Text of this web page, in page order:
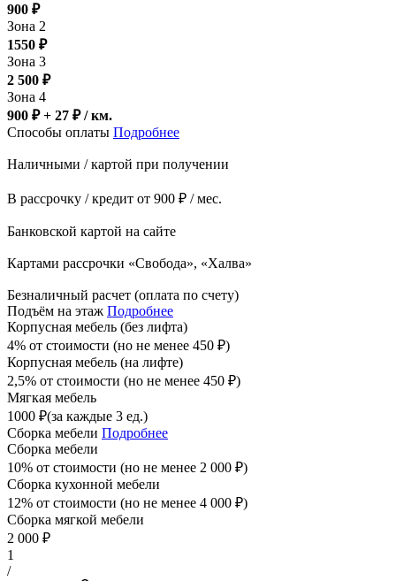
900 ₽
Зона 2
1550 ₽
Зона 3
2 500 ₽
Зона 4
900 ₽ + 27 ₽/ км.
Способы оплаты Подробнее
Наличными / картой при получении
В рассрочку / кредит от 900 ₽ / мес.
Банковской картой на сайте
Картами рассрочки «Свобода», «Халва»
Безналичный расчет (оплата по счету)
Подъём на этаж Подробнее
Корпусная мебель (без лифта)
4% от стоимости (но не менее 450 ₽)
Корпусная мебель (на лифте)
2,5% от стоимости (но не менее 450 ₽)
Мягкая мебель
1000 ₽(за каждые 3 ед.)
Сборка мебели Подробнее
Сборка мебели
10% от стоимости (но не менее 2 000 ₽)
Сборка кухонной мебели
12% от стоимости (но не менее 4 000 ₽)
Сборка мягкой мебели
2 000 ₽
1
/